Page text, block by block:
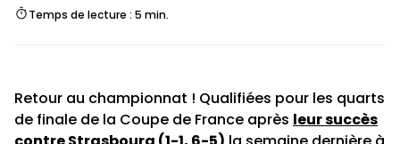
Temps de lecture : 5 min.
Retour au championnat ! Qualifiées pour les quarts
de finale de la Coupe de France après leur succès